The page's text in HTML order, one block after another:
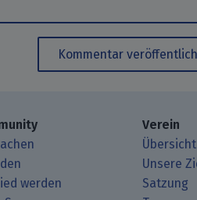
Kommentar
werden
Verein
Übersicht
Unsere
Satzung